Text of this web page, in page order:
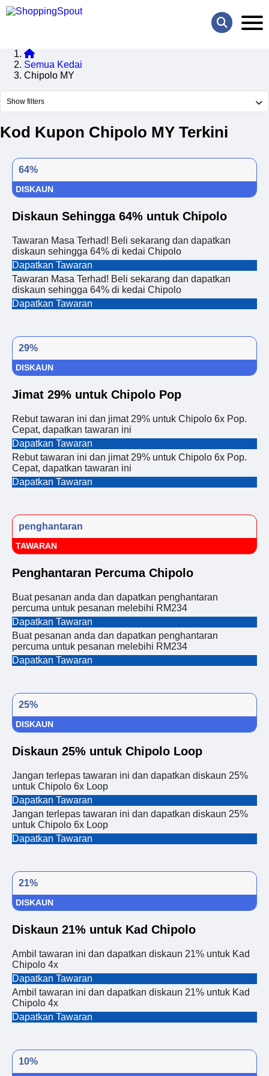
Semua Kedai
Chipolo MY
Show filters
Kod Kupon Chipolo MY Terkini
64%
DISKAUN
Diskaun Sehingga 64% untuk Chipolo
Tawaran Masa Terhad! Beli sekarang dan dapatkan
diskaun sehingga 64% di kedai Chipolo
Dapatkan Tawaran
Tawaran Masa Terhad! Beli sekarang dan dapatkan
diskaun sehingga 64% di kedai Chipolo
Dapatkan Tawaran
29%
DISKAUN
Jimat 29% untuk Chipolo Pop
Rebut tawaran ini dan jimat 29% untuk Chipolo 6x Pop.
Cepat, dapatkan tawaran ini
Dapatkan Tawaran
Rebut tawaran ini dan jimat 29% untuk Chipolo 6x Pop.
Cepat, dapatkan tawaran ini
Dapatkan Tawaran
penghantaran
TAWARAN
Penghantaran Percuma Chipolo
Buat pesanan anda dan dapatkan penghantaran
percuma untuk pesanan melebihi RM234
Dapatkan Tawaran
Buat pesanan anda dan dapatkan penghantaran
percuma untuk pesanan melebihi RM234
Dapatkan Tawaran
25%
DISKAUN
Diskaun 25% untuk Chipolo Loop
Jangan terlepas tawaran ini dan dapatkan diskaun 25%
untuk Chipolo 6x Loop
Dapatkan Tawaran
Jangan terlepas tawaran ini dan dapatkan diskaun 25%
untuk Chipolo 6x Loop
Dapatkan Tawaran
21%
DISKAUN
Diskaun 21% untuk Kad Chipolo
Ambil tawaran ini dan dapatkan diskaun 21% untuk Kad
Chipolo 4x
Dapatkan Tawaran
Ambil tawaran ini dan dapatkan diskaun 21% untuk Kad
Chipolo 4x
Dapatkan Tawaran
10%